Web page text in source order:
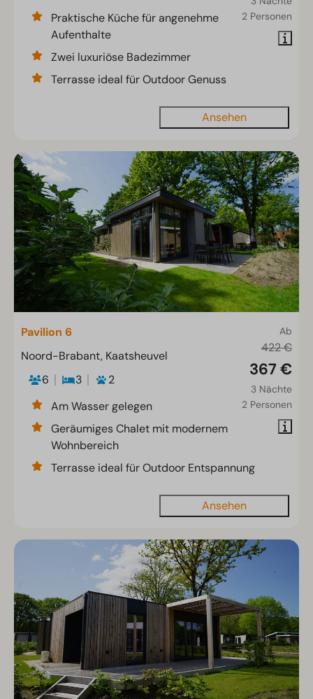
2 Personen
Praktische Küche für angenehme
Aufenthalte
Zwei luxuriöse Badezimmer
Terrasse ideal für Outdoor Genuss
Ansehen
Ab
422 €
367 €
3 Nächte
2 Personen
Pavilion 6
Noord-Brabant, Kaatsheuvel
6
3
2
Am Wasser gelegen
Geräumiges Chalet mit modernem
Wohnbereich
Terrasse ideal für Outdoor Entspannung
Ansehen